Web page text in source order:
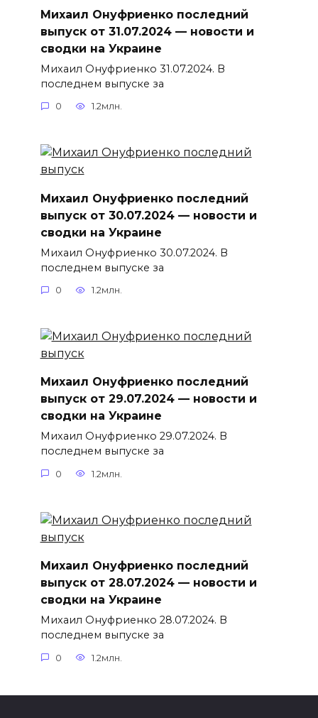
Михаил Онуфриенко последний
выпуск от 31.07.2024 — новости и
сводки на Украине
Михаил Онуфриенко 31.07.2024. В
последнем выпуске за
0 1.2млн.
Михаил Онуфриенко последний
выпуск от 30.07.2024 — новости и
сводки на Украине
Михаил Онуфриенко 30.07.2024. В
последнем выпуске за
0 1.2млн.
Михаил Онуфриенко последний
выпуск от 29.07.2024 — новости и
сводки на Украине
Михаил Онуфриенко 29.07.2024. В
последнем выпуске за
0 1.2млн.
Михаил Онуфриенко последний
выпуск от 28.07.2024 — новости и
сводки на Украине
Михаил Онуфриенко 28.07.2024. В
последнем выпуске за
0 1.2млн.